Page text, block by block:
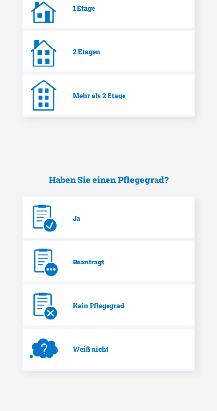
1 Etage
2 Etagen
Mehr als 2 Etage
Haben Sie einen Pflegegrad?
Ja
Beantragt
Kein Pflegegrad
Weiß nicht